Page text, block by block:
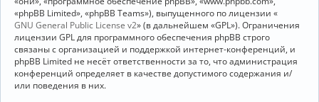
«phpBB Limited», «phpBB Teams»), выпущенного по лицензии «
GNU General Public License v2» (в дальнейшем «GPL»). Ограничения
лицензии GPL для программного обеспечения phpBB строго
связаны с организацией и поддержкой интернет-конференций, и
phpBB Limited не несёт ответственности за то, что администрация
конференций определяет в качестве допустимого содержания и/
или поведения в них.